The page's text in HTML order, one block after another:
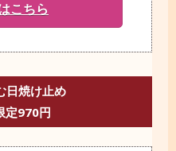
こちら
日焼け止め
定970円